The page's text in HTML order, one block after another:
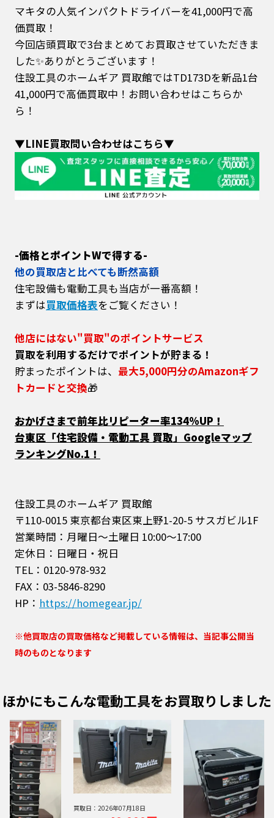
マキタの人気インパクトドライバーを41,000円で高
価買取！
今回店頭買取で3台まとめてお買取させていただきま
した✨ありがとうございます！
住設工具のホームギア 買取館ではTD173Dを新品1台
41,000円で高価買取中！お問い合わせはこちらか
ら！
▼LINE買取問い合わせはこちら▼
-価格とポイントWで得する-
他の買取店と比べても断然高額
住宅設備も電動工具も当店が一番高額！
まずは買取価格表をご覧ください！
他店にはない"買取"のポイントサービス
買取を利用するだけでポイントが貯まる！
貯まったポイントは、 最大5,000円分のAmazonギフ
トカードと交換🎁
おかげさまで前年比リピーター率134%UP！
台東区「住宅設備・電動工具 買取」Googleマップ
ランキングNo.1！
住設工具のホームギア 買取館
〒110-0015 東京都台東区東上野1-20-5 サスガビル1F
営業時間：月曜日～土曜日 10:00～17:00
定休日：日曜日・祝日
TEL：0120-978-932
FAX：03-5846-8290
HP： https://homegear.jp/
※他買取店の買取価格など掲載している情報は、当記事公開当
時のものとなります
ほかにもこんな電動工具をお買取りしました
買取日： 2026年07月18日